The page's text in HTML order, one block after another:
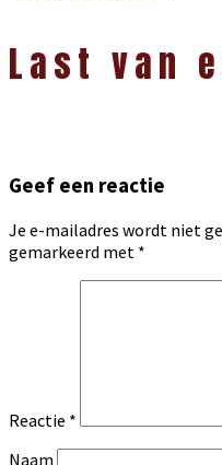
Interacties
Last van
Geef een reactie
Je e-mailadres wordt niet
gemarkeerd met *
Reactie *
Naam